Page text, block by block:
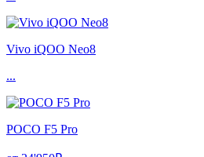
Vivo iQOO Neo8
...
POCO F5 Pro